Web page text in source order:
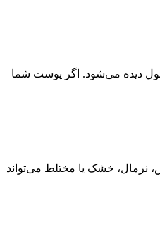
دیده می‌شود. اگر پوست شما
نرمال، خشک یا مختلط می‌تواند